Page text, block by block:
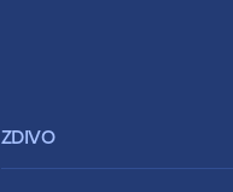
ZDIVO